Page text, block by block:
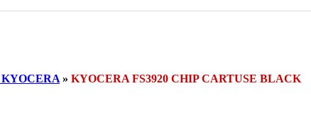
» KYOCERA FS3920 CHIP CARTUSE BLACK